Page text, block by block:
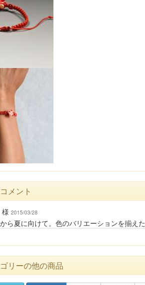
メント
2015/03/28
ら夏に向けて。色のバリエーションを揃え
リーの他の商品